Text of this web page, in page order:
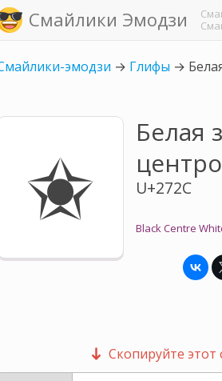
Смайлики Эмодзи
эмодзи → Глифы →
✬
Белая
U+272C
Black Centre
Скопируйте этот